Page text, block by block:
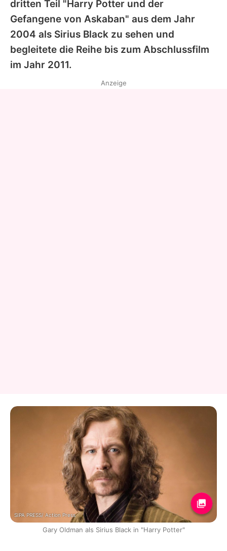
dritten Teil "Harry Potter und der
Gefangene von Askaban" aus dem Jahr
2004 als Sirius Black zu sehen und
begleitete die Reihe bis zum Abschlussfilm
im Jahr 2011.
Anzeige
SIPA PRESS/ Action Press
Gary Oldman als Sirius Black in "Harry Potter"